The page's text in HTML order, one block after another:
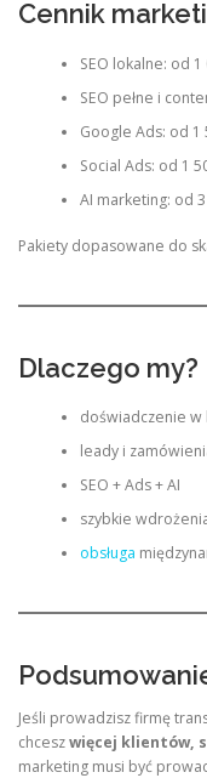
Cennik
SEO lokalne: od 1
SEO pełne i
Google Ads: od 1
Social Ads: od 1
AI marketing: od 3
Pakiety dopasowane do
Dlaczego my?
doświadczenie
leady i
SEO + Ads + AI
szybkie
obsługa
Jeśli prowadzisz firmę
chceszwięcej klientów,
marketing musi być